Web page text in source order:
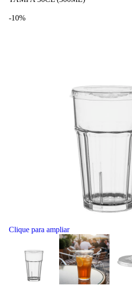
-10%
Clique para ampliar